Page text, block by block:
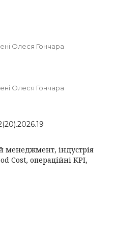
Олеся Гончара
Олеся Гончара
менеджмент, індустрія
Cost, операційні KPI,